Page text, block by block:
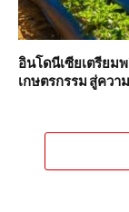
อินโดนีเซียเตรียม
เกษตรกรรม สู่คว